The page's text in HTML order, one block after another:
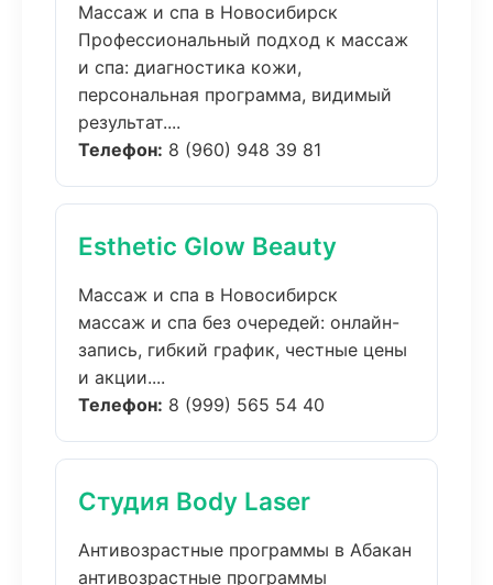
Массаж и спа в Новосибирск
Профессиональный подход к массаж
и спа: диагностика кожи,
персональная программа, видимый
результат....
Телефон: 8 (960) 948 39 81
Esthetic Glow Beauty
Массаж и спа в Новосибирск
массаж и спа без очередей: онлайн-
запись, гибкий график, честные цены
и акции....
Телефон: 8 (999) 565 54 40
Студия Body Laser
Антивозрастные программы в Абакан
антивозрастные программы